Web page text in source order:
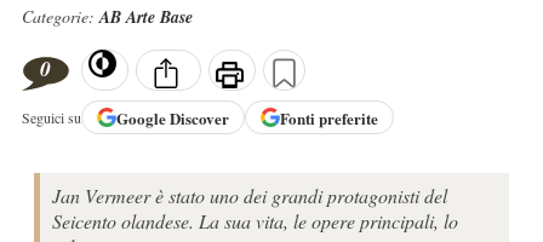
Categorie:AB Arte Base
0
Seguici su GoogleDiscover Fonti preferite
Jan Vermeer è stato uno dei grandi protagonisti del
Seicento olandese. La sua vita, le opere principali, lo